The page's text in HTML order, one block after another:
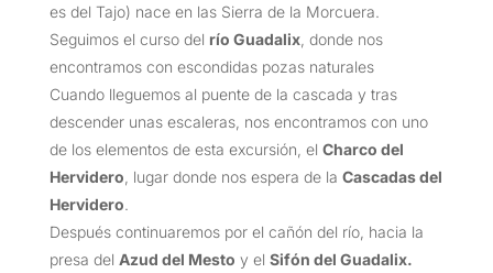
es del Tajo) nace en las Sierra de la Morcuera.
Seguimos el curso del río Guadalix, donde nos
encontramos con escondidas pozas naturales
Cuando lleguemos al puente de la cascada y tras
descender unas escaleras, nos encontramos con uno
de los elementos de esta excursión, el Charco del
Hervidero , lugar donde nos espera de la Cascadas del
Hervidero.
Después continuaremos por el cañón del río, hacia la
presa del Azud del Mesto y el Sifón del Guadalix.